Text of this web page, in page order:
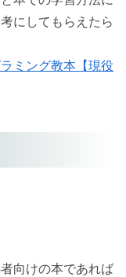
にしてもらえたら
ミング教本【現役
向けの本であれば